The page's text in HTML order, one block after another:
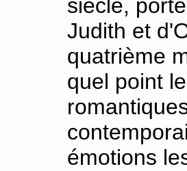
siècle,
Judith et
quatrième
quel point
émotions